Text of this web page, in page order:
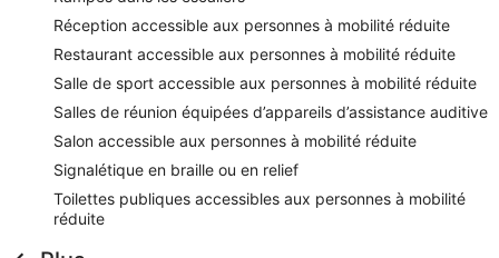
Réception accessible aux personnes à mobilité réduite
Restaurant accessible aux personnes à mobilité réduite
Salle de sport accessible aux personnes à mobilité réduite
Salles de réunion équipées d’appareils d’assistance auditive
Salon accessible aux personnes à mobilité réduite
Signalétique en braille ou en relief
Toilettes publiques accessibles aux personnes à mobilité
réduite